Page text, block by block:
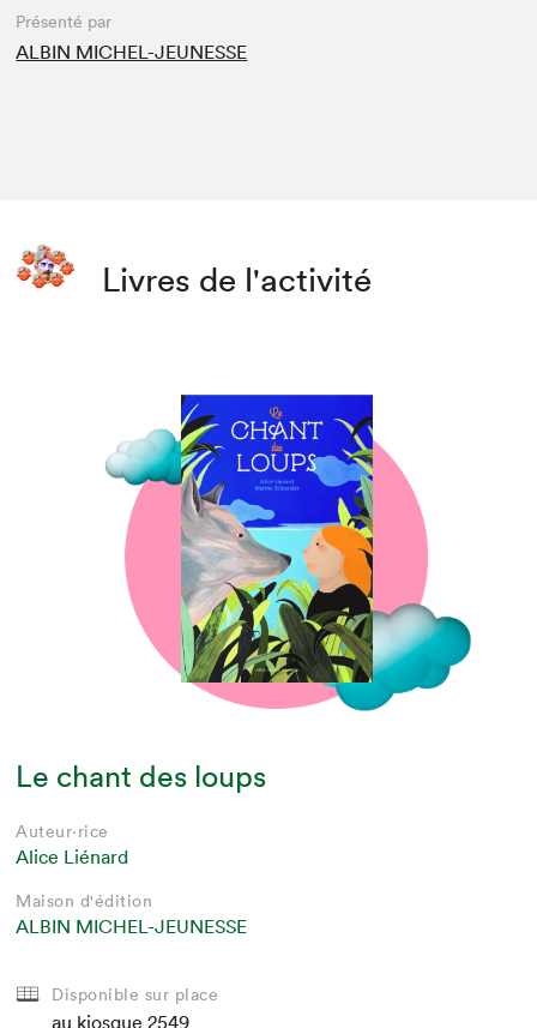
Présenté par
ALBIN MICHEL-JEUNESSE
Livres de l'activité
Le chant des loups
Auteur·rice
Alice Liénard
Maison d'édition
ALBIN MICHEL-JEUNESSE
Disponible sur place
au kiosque 2549